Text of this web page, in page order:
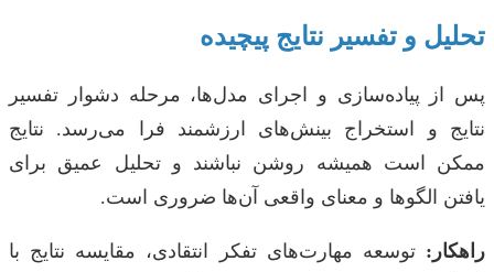
تحلیل و تفسیر نتایج پیچیده
پس از پیاده‌سازی و اجرای مدل‌ها، مرحله دشوار تفسیر
نتایج و استخراج بینش‌های ارزشمند فرا می‌رسد. نتایج
ممکن است همیشه روشن نباشند و تحلیل عمیق برای
یافتن الگوها و معنای واقعی آن‌ها ضروری است.
راهکار: توسعه مهارت‌های تفکر انتقادی، مقایسه نتایج با